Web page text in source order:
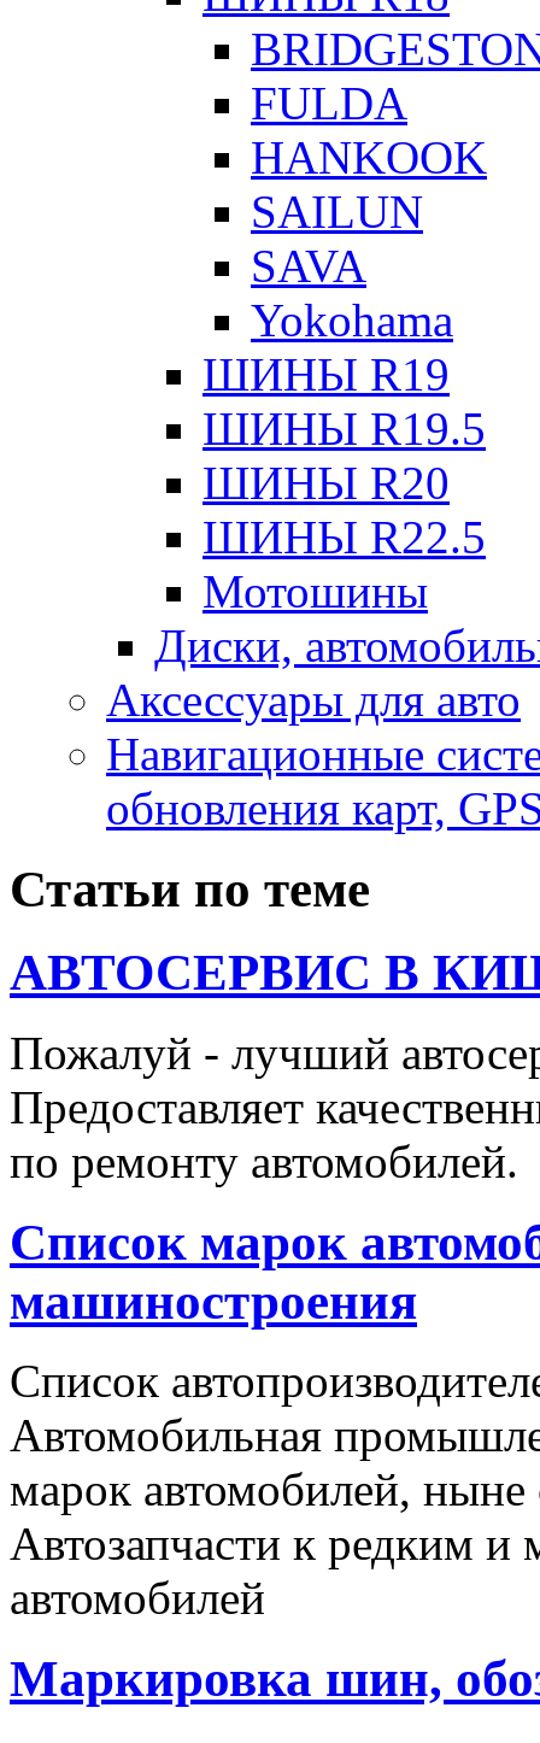
FULDA
HANKOOK
SAILUN
SAVA
Yokohama
ШИНЫ R19
ШИНЫ R19.5
ШИНЫ R20
ШИНЫ R22.5
Мотошины
Диски,
Аксесcуары для авто
Навигационные
обновления карт,
Статьи по теме
АВТОСЕРВИС В
Пожалуй - лучший
Предоставляет
по ремонту автомобилей.
Список марок
машиностроения
Список
Автомобильная
марок автомобилей,
Автозапчасти к редким
автомобилей
Маркировка шин,